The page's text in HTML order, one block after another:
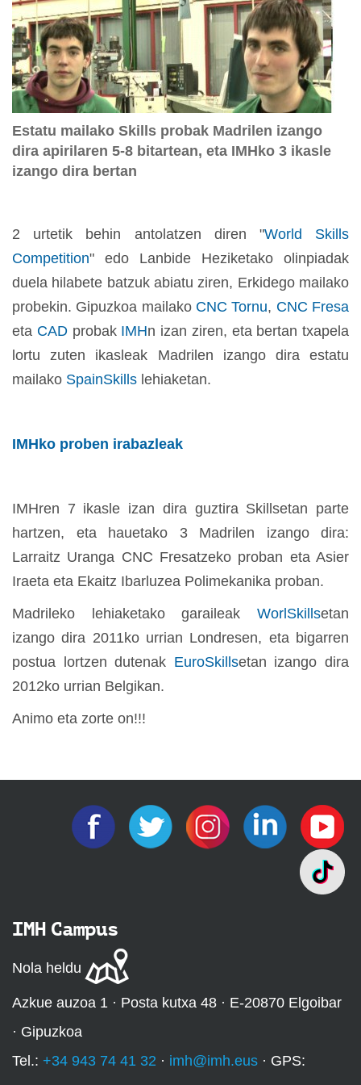
Estatu mailako Skills probak Madrilen izango
dira apirilaren 5-8 bitartean, eta IMHko 3 ikasle
izango dira bertan
2 urtetik behin antolatzen diren "World Skills
Competition" edo Lanbide Heziketako olinpiadak
duela hilabete batzuk abiatu ziren, Erkidego mailako
probekin. Gipuzkoa mailako CNC Tornu, CNC Fresa
eta CADprobak IMHn izan ziren, eta bertan txapela
lortu zuten ikasleak Madrilen izango dira estatu
mailako SpainSkills lehiaketan.
IMHko proben irabazleak
IMHren 7 ikasle izan dira guztira Skillsetan parte
hartzen, eta hauetako 3 Madrilen izango dira:
Larraitz Uranga CNC Fresatzeko proban eta Asier
Iraeta eta Ekaitz Ibarluzea Polimekanika proban.
Madrileko lehiaketako garaileak WorlSkillsetan
izango dira 2011ko urrian Londresen, eta bigarren
postua lortzen dutenak EuroSkillsetan izango dira
2012ko urrian Belgikan.
Animo eta zorte on!!!
IMH Campus
Nola heldu
Azkue auzoa 1 · Posta kutxa 48 · E-20870 Elgoibar
· Gipuzkoa
Tel.: +34 943 74 41 32 · imh@imh.eus · GPS: